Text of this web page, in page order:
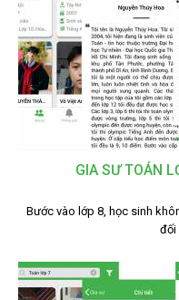
GIA SƯ TOÁN
Bước vào lớp 8, học sinh
đối